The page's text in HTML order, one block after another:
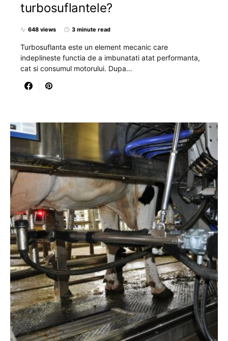
turbosuflantele?
648 views 3 minute read
Turbosuflanta este un element mecanic care
indeplineste functia de a imbunatati atat performanta,
cat si consumul motorului. Dupa…